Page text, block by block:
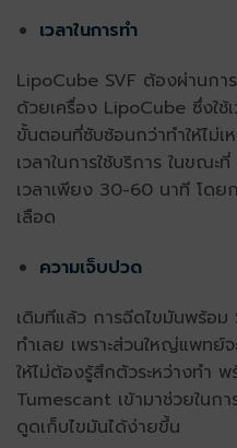
เวลาในการทำ
LipoCube SVF ต้องผ่านกา
ด้วยเครื่อง LipoCube ซึ่งใช้
ขั้นตอนที่ซับซ้อนกว่าทำให้ไม่
เวลาในการใช้บริการ ในขณะ
เวลาเพียง 30-60 นาที โดยก
เลือด
ความเจ็บปวด
เดิมทีแล้ว การฉีดไขมันพร้อม
ทำเลย เพราะส่วนใหญ่แพทย์
ให้ไม่ต้องรู้สึกตัวระหว่างทำ
Tumescant เข้ามาช่วยในก
ดูดเก็บไขมันได้ง่ายขึ้น